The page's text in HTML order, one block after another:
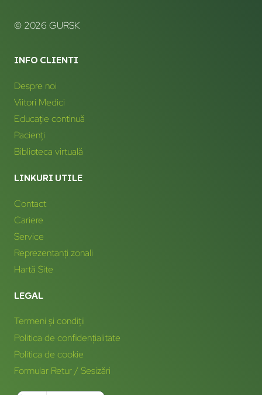
© 2026 GURSK
INFO CLIENTI
Despre noi
Viitori Medici
Educație continuă
Pacienți
Biblioteca virtuală
LINKURI UTILE
Contact
Cariere
Service
Reprezentanți zonali
Hartă Site
LEGAL
Termeni și condiții
Politica de confidențialitate
Politica de cookie
Formular Retur / Sesizări